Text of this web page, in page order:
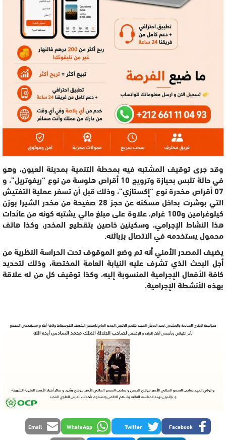
وقد جرى توقيف المشتبه فيه بمحطة التنمية بمدينة العيون، وهو
في حالة تلبس بحيازة وترويج 10 أقراص هلوسة من نوع “ريفوتريل”، و
07 أقراص مخدرة نوع “إكستازي”، وذلك قبل أن تسفر عملية التفتيش
التي بوشرت بداخل مسكنه عن حجز 28 صفيحة من مخدر الشيرا بوزن
كيلوغرامين و100 غرام، علاوة على مبلغ مالي يشتبه كونه من عائدات
هذا النشاط الإجرامي، وسكينين خاصين بتقطيع المخدر، وكذا هاتف
محمول يستخدمه في الاتصال بزبائنه.
يضيف المصدر الأمني أنه تم وضع الموقوف تحت الحراسة النظرية من
أجل البحث الذي تشرف عليه النيابة العامة المختصة، وذلك لتحديد
كافة الأفعال الإجرامية المنسوبة إليه، وكذا توقيف كل من له علاقة
بهذه الأنشطة الإجرامية.
Facebook
Twitter
WhatsApp
Email